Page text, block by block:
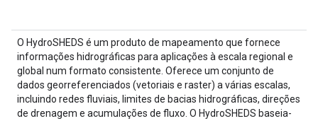
O HydroSHEDS é um produto de mapeamento que fornece
informações hidrográficas para aplicações à escala regional e
global num formato consistente. Oferece um conjunto de
dados georreferenciados (vetoriais e raster) a várias escalas,
incluindo redes fluviais, limites de bacias hidrográficas, direções
de drenagem e acumulações de fluxo. O HydroSHEDS baseia-